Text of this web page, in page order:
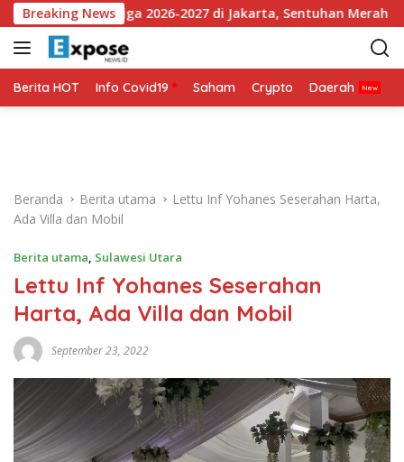
a
g
u
Breaking News
Jersey Ketiga 2026-2027 di Jakarta, Sentuhan Merah
Berita HOT Info Covid19 Saham Crypto Daerah
Beranda Berita utama
Lettu Inf Yohanes Seserahan Harta,
Ada Villa dan Mobil
Berita utama, Sulawesi Utara
Lettu Inf Yohanes Seserahan
Harta, Ada Villa dan Mobil
September 23, 2022